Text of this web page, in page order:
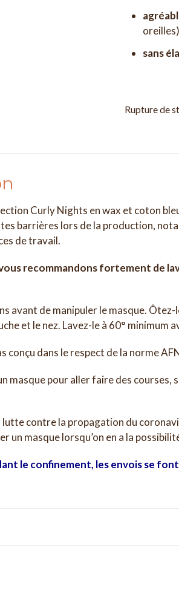
oreilles)
sans
Rupture de
Curly Nights en wax et coton
barrières lors de la production,
de travail.
recommandons fortement de
avant de manipuler le masque.
et le nez. Lavez-le à 60° minimum
conçu dans le respect de la norme
masque pour aller faire des
lutte contre la propagation du
un masque lorsqu’on en a la
le confinement, les envois se